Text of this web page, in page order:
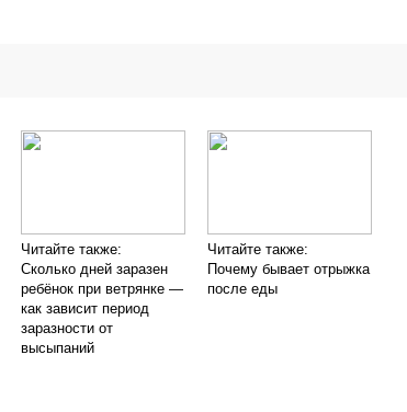
Читайте также:
Сколько дней заразен
ребёнок при ветрянке —
как зависит период
заразности от
высыпаний
Читайте также:
Почему бывает отрыжка
после еды